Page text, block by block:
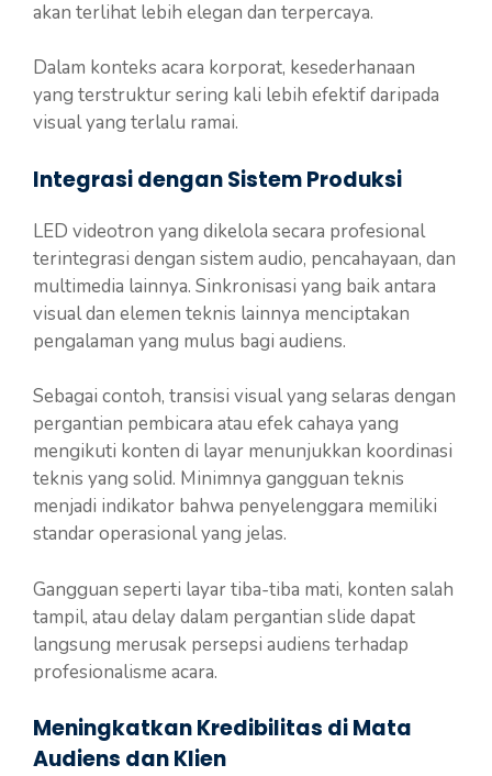
akan terlihat lebih elegan dan terpercaya.
Dalam konteks acara korporat, kesederhanaan
yang terstruktur sering kali lebih efektif daripada
visual yang terlalu ramai.
Integrasi dengan Sistem Produksi
LED videotron yang dikelola secara profesional
terintegrasi dengan sistem audio, pencahayaan, dan
multimedia lainnya. Sinkronisasi yang baik antara
visual dan elemen teknis lainnya menciptakan
pengalaman yang mulus bagi audiens.
Sebagai contoh, transisi visual yang selaras dengan
pergantian pembicara atau efek cahaya yang
mengikuti konten di layar menunjukkan koordinasi
teknis yang solid. Minimnya gangguan teknis
menjadi indikator bahwa penyelenggara memiliki
standar operasional yang jelas.
Gangguan seperti layar tiba-tiba mati, konten salah
tampil, atau delay dalam pergantian slide dapat
langsung merusak persepsi audiens terhadap
profesionalisme acara.
Meningkatkan Kredibilitas di Mata
Audiens dan Klien